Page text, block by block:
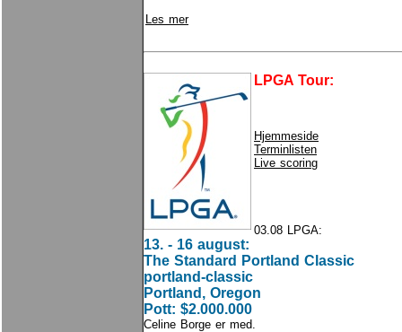
Les mer
LPGA Tour:
Hjemmeside
Terminlisten
Live scoring
03.08 LPGA:
13. - 16 august:
The Standard Portland Classic
portland-classic
Portland, Oregon
Pott: $2.000.000
Celine Borge er med.